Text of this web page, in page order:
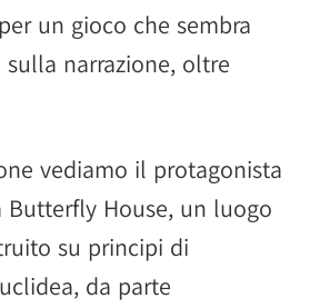
un gioco che sembra
narrazione, oltre
vediamo il protagonista
Butterfly House, un luogo
su principi di
da parte